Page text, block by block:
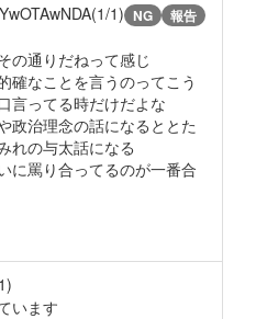
1) NG 報告
の通りだねって感じ
確なことを言うのってこう
言ってる時だけだよな
政治理念の話になるととた
れの与太話になる
に罵り合ってるのが一番合
います